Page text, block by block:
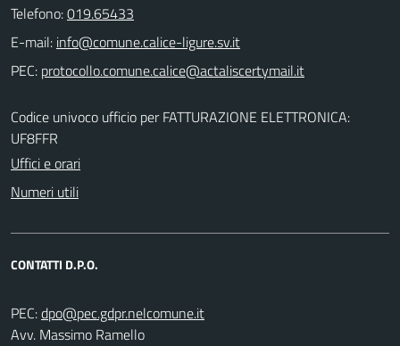
Telefono:019.65433
E-mail:
PEC:
Codice univoco ufficio per FATTURAZIONE ELETTRONICA:
UF8FFR
Uffici e orari
Numeri utili
CONTATTI D.P.O.
PEC:
Avv. Massimo Ramello